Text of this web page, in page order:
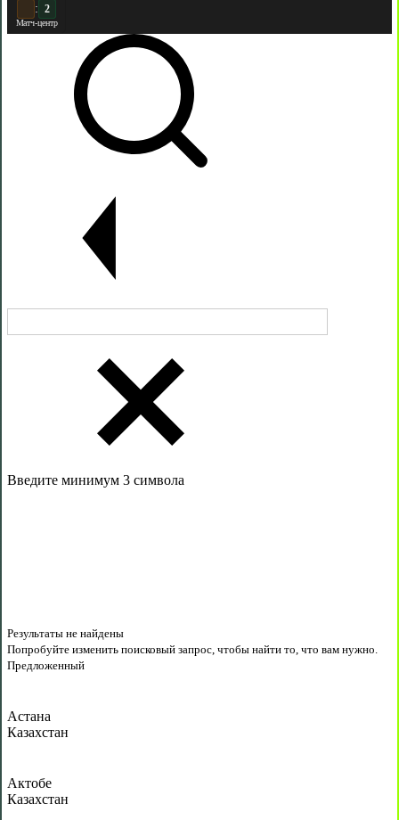
: 2
Матч-центр
Введите минимум 3 символа
Результаты не найдены
Попробуйте изменить поисковый запрос, чтобы найти то, что вам нужно.
Предложенный
Астана
Казахстан
Актобе
Казахстан